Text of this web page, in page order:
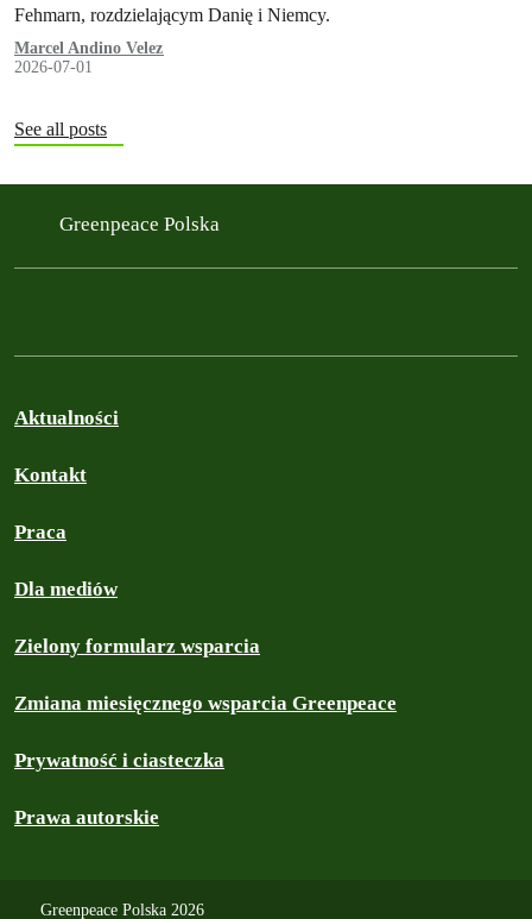
Fehmarn, rozdzielającym Danię i Niemcy.
Marcel Andino Velez
2026-07-01
See all posts
Greenpeace Polska
Aktualności
Kontakt
Praca
Dla mediów
Zielony formularz wsparcia
Zmiana miesięcznego wsparcia Greenpeace
Prywatność i ciasteczka
Prawa autorskie
Greenpeace Polska 2026